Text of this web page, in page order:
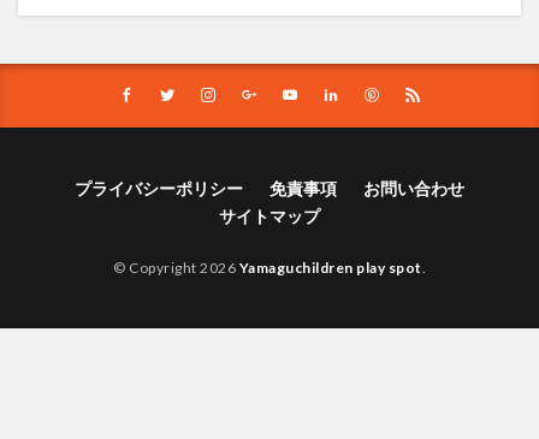
プライバシーポリシー 免責事項
お問い合わせ
サイトマップ
© Copyright 2026 Yamaguchildren play spot